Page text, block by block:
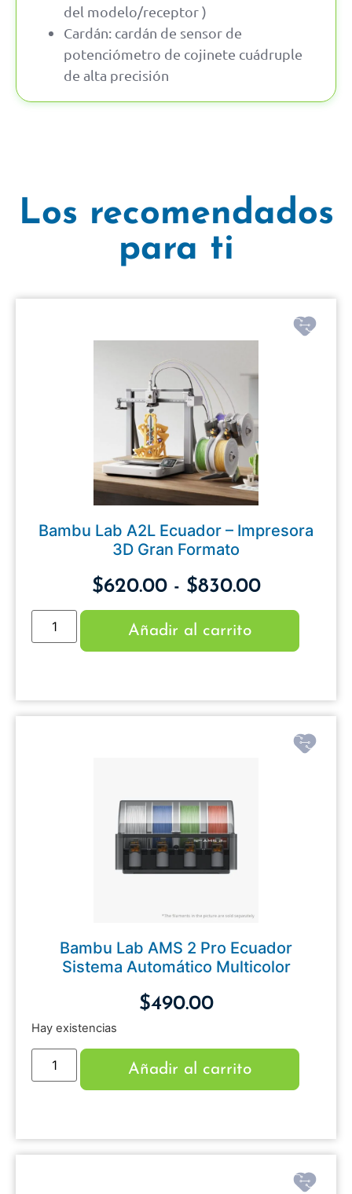
del modelo/receptor )
Cardán: cardán de sensor de
potenciómetro de cojinete cuádruple
de alta precisión
Los recomendados
para ti
Bambu Lab A2L Ecuador – Impresora
3D Gran Formato
$620.00 - $830.00
Añadir al carrito
Bambu Lab AMS 2 Pro Ecuador
Sistema Automático Multicolor
$490.00
Hay existencias
Añadir al carrito